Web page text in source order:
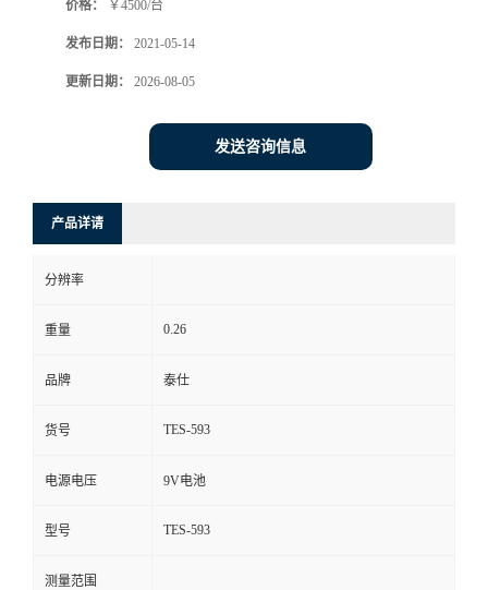
系
言
价格： ￥4500/台
发布日期： 2021-05-14
更新日期： 2026-08-05
发送咨询信息
产品详请
分辨率
重量 0.26
品牌 泰仕
货号 TES-593
电源电压 9V电池
型号 TES-593
测量范围